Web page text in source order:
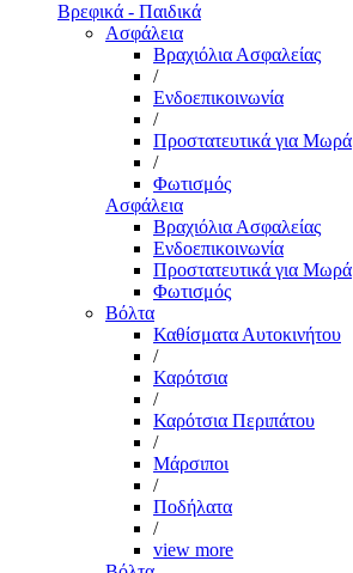
Βρεφικά - Παιδικά
Ασφάλεια
Βραχιόλια Ασφαλείας
/
Ενδοεπικοινωνία
/
Προστατευτικά για Μωρά
/
Φωτισμός
Ασφάλεια
Βραχιόλια Ασφαλείας
Ενδοεπικοινωνία
Προστατευτικά για Μωρά
Φωτισμός
Βόλτα
Καθίσματα Αυτοκινήτου
/
Καρότσια
/
Καρότσια Περιπάτου
/
Μάρσιποι
/
Ποδήλατα
/
view more